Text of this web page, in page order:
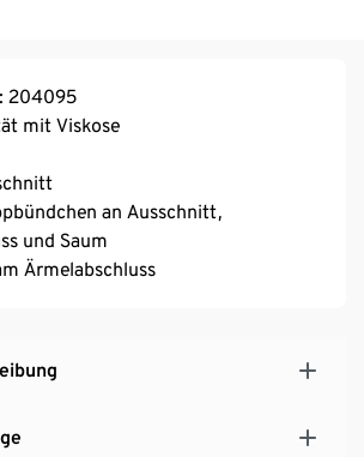
204095
mit Viskose
an Ausschnitt,
und Saum
Ärmelabschluss